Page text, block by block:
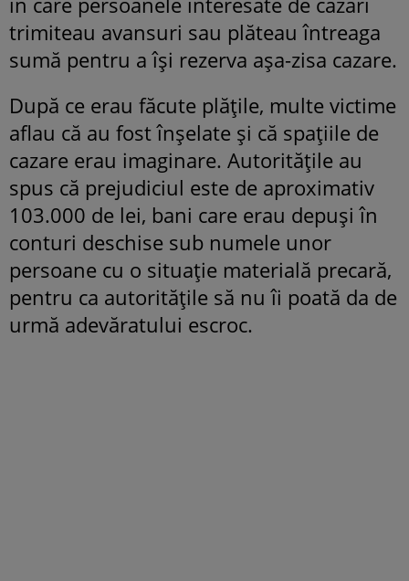
trimiteau avansuri sau plăteau întreaga
sumă pentru a își rezerva așa-zisa cazare.
După ce erau făcute plățile, multe victime
aflau că au fost înșelate și că spațiile de
cazare erau imaginare. Autoritățile au
spus că prejudiciul este de aproximativ
103.000 de lei, bani care erau depuși în
conturi deschise sub numele unor
persoane cu o situație materială precară,
pentru ca autoritățile să nu îi poată da de
urmă adevăratului escroc.